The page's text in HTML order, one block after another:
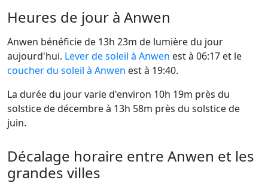
Heures de jour à Anwen
Anwen bénéficie de 13h 23m de lumière du jour
aujourd'hui. Lever de soleil à Anwen est à 06:17 et le
coucher du soleil à Anwen est à 19:40.
La durée du jour varie d'environ 10h 19m près du
solstice de décembre à 13h 58m près du solstice de
juin.
Décalage horaire entre Anwen et les
grandes villes